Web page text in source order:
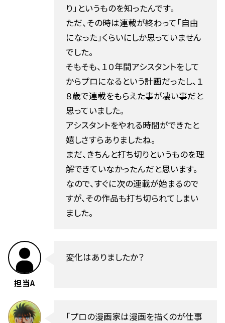
り」というものを知ったんです。
ただ、その時は連載が終わって「自由
になった」くらいにしか思っていません
でした。
そもそも、１０年間アシスタントをして
からプロになるという計画だったし、１
８歳で連載をもらえた事が凄い事だと
思っていました。
アシスタントをやれる時間ができたと
嬉しさすらありましたね。
まだ、きちんと打ち切りというものを理
解できていなかったんだと思います。
なので、すぐに次の連載が始まるので
すが、その作品も打ち切られてしまい
ました。
担当A
変化はありましたか？
「プロの漫画家は漫画を描くのが仕事